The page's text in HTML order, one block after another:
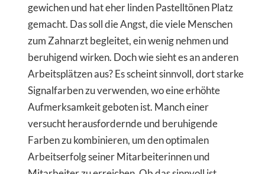
gewichen und hat eher linden Pastelltönen Platz
gemacht. Das soll die Angst, die viele Menschen
zum Zahnarzt begleitet, ein wenig nehmen und
beruhigend wirken. Doch wie sieht es an anderen
Arbeitsplätzen aus? Es scheint sinnvoll, dort starke
Signalfarben zu verwenden, wo eine erhöhte
Aufmerksamkeit geboten ist. Manch einer
versucht herausfordernde und beruhigende
Farben zu kombinieren, um den optimalen
Arbeitserfolg seiner Mitarbeiterinnen und